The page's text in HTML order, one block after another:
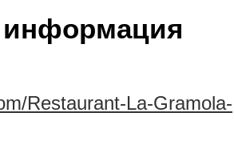
информация
Restaurant-La-Gramola-